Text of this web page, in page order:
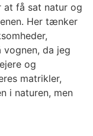
at få sat natur og
Her tænker
vognen, da jeg
og
matrikler,
i naturen, men